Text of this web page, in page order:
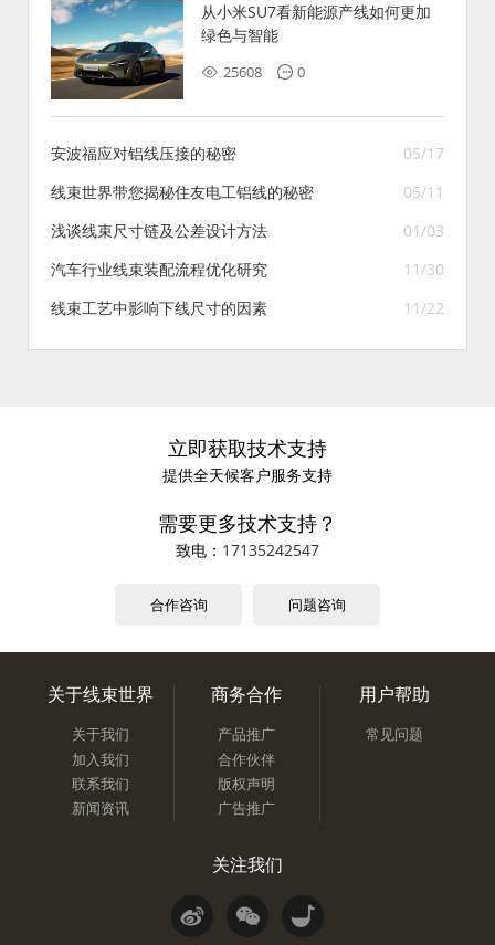
从小米SU7看新能源产线如何更加
绿色与智能
25608 0
05/17
安波福应对铝线压接的秘密
05/11
线束世界带您揭秘住友电工铝线的秘密
01/03
浅谈线束尺寸链及公差设计方法
11/30
汽车行业线束装配流程优化研究
11/22
线束工艺中影响下线尺寸的因素
立即获取技术支持
提供全天候客户服务支持
需要更多技术支持？
致电： 17135242547
合作咨询 问题咨询
关于线束世界
关于我们
加入我们
联系我们
新闻资讯
商务合作
产品推广
合作伙伴
版权声明
广告推广
用户帮助
常见问题
关注我们